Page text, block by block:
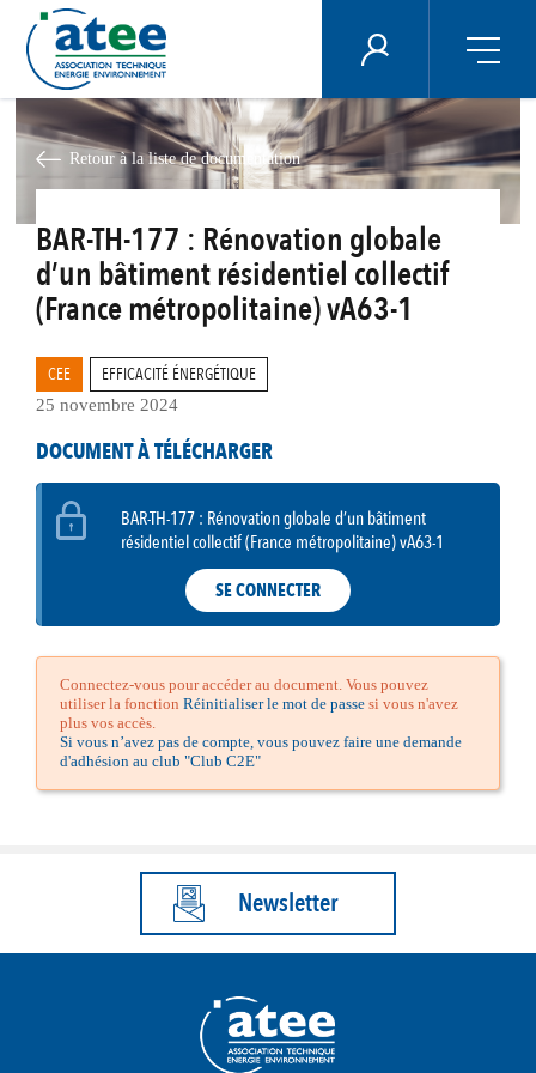
au
contenu
principal
ÉNERGIE PLUS
Retour à la liste de documentation
BAR-TH-177 : Rénovation globale
d’un bâtiment résidentiel collectif
(France métropolitaine) vA63-1
CEE EFFICACITÉ ÉNERGÉTIQUE
25 novembre 2024
DOCUMENT À TÉLÉCHARGER
BAR-TH-177 : Rénovation globale d’un bâtiment
résidentiel collectif (France métropolitaine) vA63-1
SE CONNECTER
Connectez-vous pour accéder au document. Vous pouvez
utiliser la fonction Réinitialiser le mot de passesi vous n'avez
plus vos accès.
Si vous n’avez pas de compte, vous pouvez faire une demande
d'adhésion au club "Club C2E"
Newsletter
Panneau de gestion des cookies